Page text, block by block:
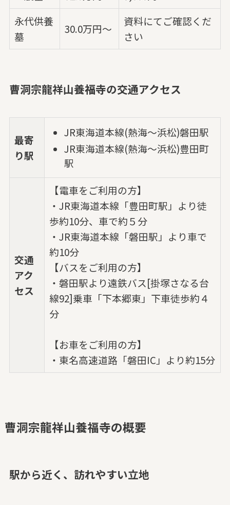
永代供養
墓
30.0万円～
資料にてご確認くだ
さい
曹洞宗龍祥山養福寺の交通アクセス
最寄
り駅
JR東海道本線(熱海～浜松)磐田駅
JR東海道本線(熱海～浜松)豊田町
駅
交通
アク
セス
【電車をご利用の方】
・JR東海道本線「豊田町駅」より徒
歩約10分、車で約５分
・JR東海道本線「磐田駅」より車で
約10分
【バスをご利用の方】
・磐田駅より遠鉄バス[掛塚さなる台
線92]乗車「下本郷東」下車徒歩約４
分
【お車をご利用の方】
・東名高速道路「磐田IC」より約15分
曹洞宗龍祥山養福寺の概要
駅から近く、訪れやすい立地